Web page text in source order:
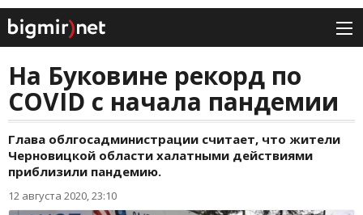
На Буковине рекорд по
COVID с начала пандемии
Глава облгосадминистрации считает, что жители
Черновицкой области халатными действиями
приблизили пандемию.
12 августа 2020, 23:10